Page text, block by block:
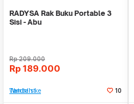
RADYSA Rak Buku Portable 3
Sisi - Abu
Rp209.000
Rp 189.000
Tambah ke Watchlist 10